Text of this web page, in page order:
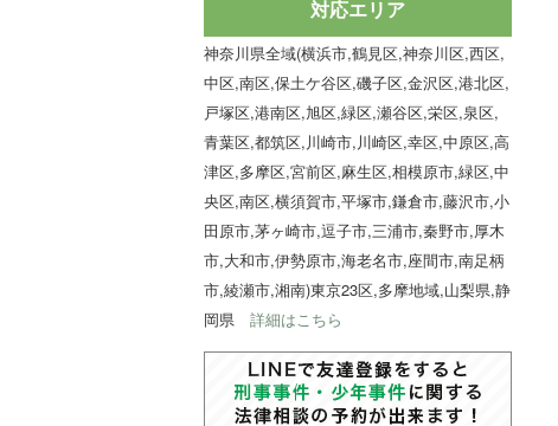
対応エリア
神奈川県全域(横浜市,鶴見区,神奈川区,西区,
中区,南区,保土ケ谷区,磯子区,金沢区,港北区,
戸塚区,港南区,旭区,緑区,瀬谷区,栄区,泉区,
青葉区,都筑区,川崎市,川崎区,幸区,中原区,高
津区,多摩区,宮前区,麻生区,相模原市,緑区,中
央区,南区,横須賀市,平塚市,鎌倉市,藤沢市,小
田原市,茅ヶ崎市,逗子市,三浦市,秦野市,厚木
市,大和市,伊勢原市,海老名市,座間市,南足柄
市,綾瀬市,湘南)東京23区,多摩地域,山梨県,静
岡県 詳細はこちら